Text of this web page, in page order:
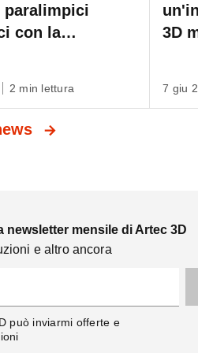
con la
2 min lettura
3D
7 giu
newsletter mensile di Artec 3D
e altro ancora
può inviarmi offerte e